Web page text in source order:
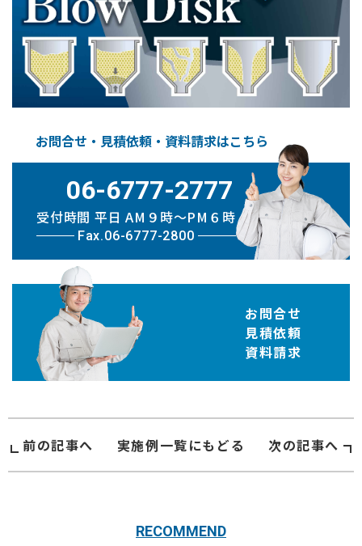
お問合せ・見積依頼・資料請求はこちら
06-6777-2777
受付時間 平日 AM９時〜PM６時
Fax.06-6777-2800
お問合せ
見積依頼
資料請求
前の記事へ 実施例一覧にもどる 次の記事へ
RECOMMEND